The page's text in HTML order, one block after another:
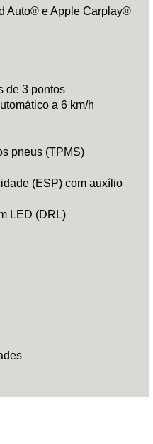
Auto® e Apple Carplay®
de 3 pontos
a 6 km/h
pneus (TPMS)
(ESP) com auxílio
LED (DRL)